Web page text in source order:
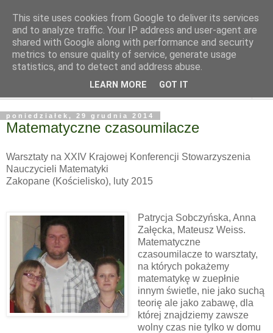
poniedziałek, 29 grudnia 2014
Matematyczne czasoumilacze
Warsztaty na XXIV Krajowej Konferencji Stowarzyszenia
Nauczycieli Matematyki
Zakopane (Kościelisko), luty 2015
Patrycja Sobczyńska, Anna
Załęcka, Mateusz Weiss.
Matematyczne
czasoumilacze to warsztaty,
na których pokażemy
matematykę w zuepłnie
innym świetle, nie jako suchą
teorię ale jako zabawę, dla
której znajdziemy zawsze
wolny czas nie tylko w domu
This site uses cookies from Google to deliver its services
and to analyze traffic. Your IP address and user-agent are
shared with Google along with performance and security
metrics to ensure quality of service, generate usage
statistics, and to detect and address abuse.
LEARN MORE GOT IT